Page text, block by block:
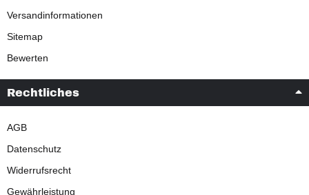
Versandinformationen
Sitemap
Bewerten
Rechtliches
AGB
Datenschutz
Widerrufsrecht
Gewährleistung